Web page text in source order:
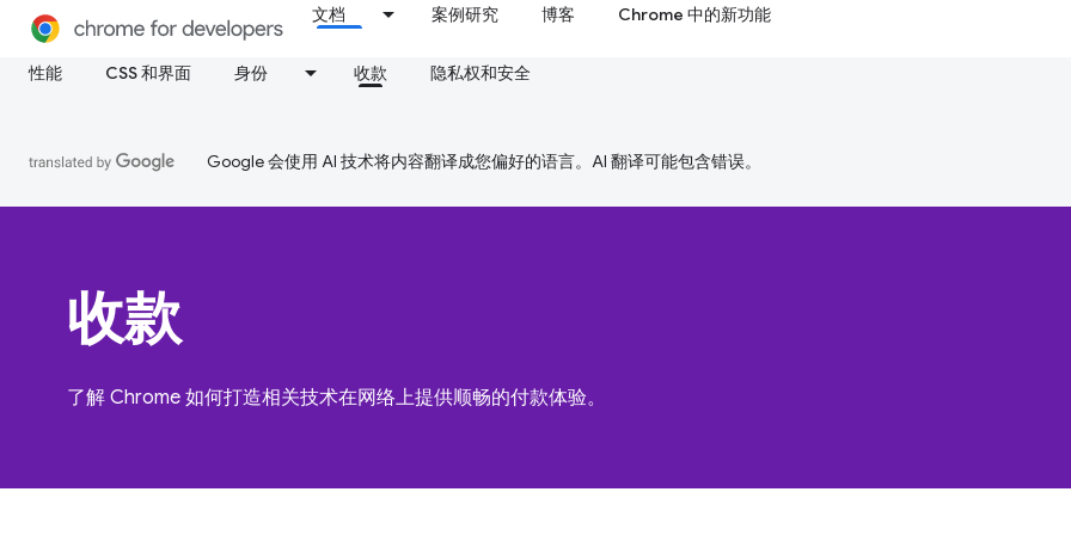
文档 案例研究 博客 Chrome 中的新功能
性能 CSS 和界面 身份 收款 隐私权和安全
Google 会使用 AI 技术将内容翻译成您偏好的语言。AI 翻译可能包含错误。
收款
了解 Chrome 如何打造相关技术在网络上提供顺畅的付款体验。